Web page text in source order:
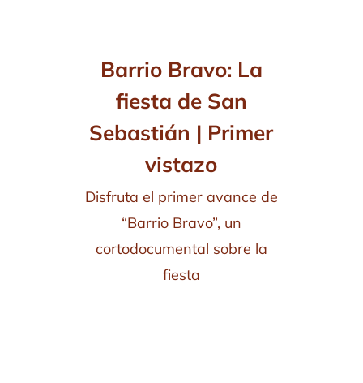
Barrio Bravo: La
fiesta de San
Sebastián | Primer
vistazo
Disfruta el primer avance de
“Barrio Bravo”, un
cortodocumental sobre la
fiesta